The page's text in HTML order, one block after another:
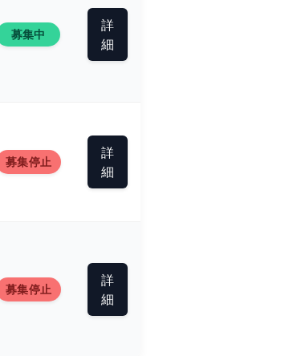
募集中
詳
細
募集停止
詳
細
募集停止
詳
細